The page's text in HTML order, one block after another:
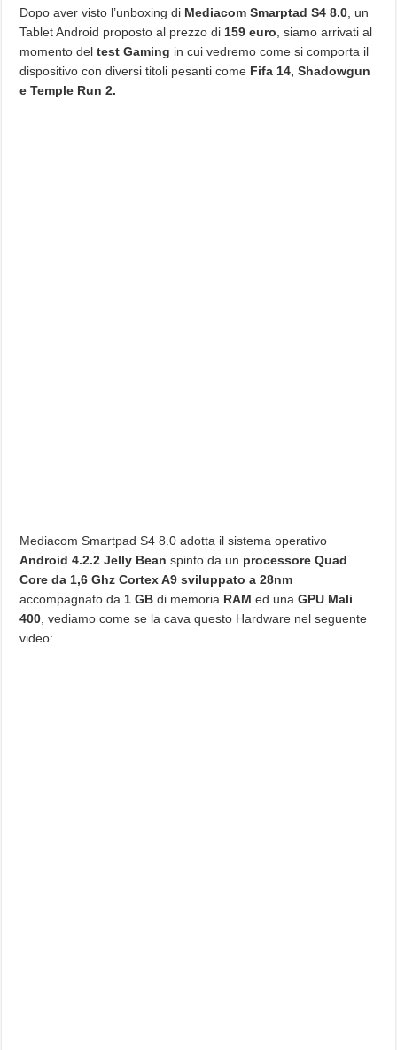
Brondi Amico VERO 4G : Focus su SOS e comandi da remoto
Dopo aver visto l’unboxing di Mediacom Smarptad S4 8.0 , un
Tablet Android proposto al prezzo di 159 euro , siamo arrivati al
momento deltest Gaming in cui vedremo come si comporta il
dispositivo con diversi titoli pesanti come Fifa 14, Shadowgun
e Temple Run 2.
Mediacom Smartpad S4 8.0 adotta il sistema operativo
Android 4.2.2 Jelly Bean spinto da un processore Quad
Core da 1,6 Ghz Cortex A9 sviluppato a 28nm
accompagnato da 1 GB di memoria RAM ed unaGPU Mali
400 , vediamo come se la cava questo Hardware nel seguente
video: